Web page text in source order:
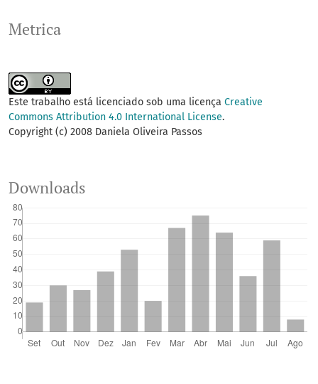
Metrica
Este trabalho está licenciado sob uma licença Creative
Commons Attribution 4.0 International License.
Copyright (c) 2008 Daniela Oliveira Passos
Downloads